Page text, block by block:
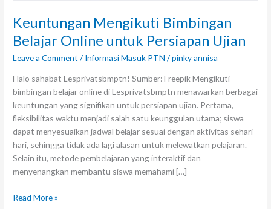
Keuntungan Mengikuti Bimbingan
Belajar Online untuk Persiapan Ujian
Leave a Comment / Informasi Masuk PTN /pinky annisa
Halo sahabat Lesprivatsbmptn! Sumber: Freepik Mengikuti
bimbingan belajar online di Lesprivatsbmptn menawarkan berbagai
keuntungan yang signifikan untuk persiapan ujian. Pertama,
fleksibilitas waktu menjadi salah satu keunggulan utama; siswa
dapat menyesuaikan jadwal belajar sesuai dengan aktivitas sehari-
hari, sehingga tidak ada lagi alasan untuk melewatkan pelajaran.
Selain itu, metode pembelajaran yang interaktif dan
menyenangkan membantu siswa memahami […]
Read More »